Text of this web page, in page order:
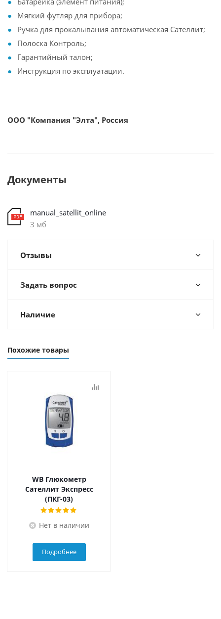
Мягкий футляр для прибора;
Ручка для прокалывания автоматическая Сателлит;
Полоска Контроль;
Гарантийный талон;
Инструкция по эксплуатации.
ООО "Компания "Элта", Россия
Документы
manual_satellit_online
3 мб
Отзывы
Задать вопрос
Наличие
Похожие товары
WB Глюкометр
Сателлит Экспресс
(ПКГ-03)
Нет в наличии
Подробнее